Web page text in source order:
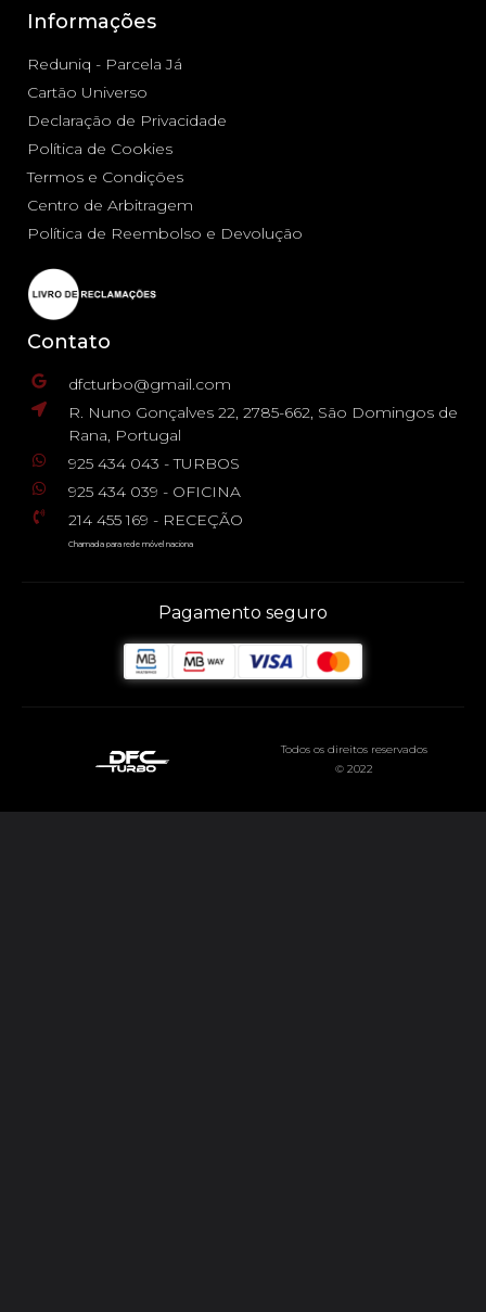
Informações
Reduniq - Parcela Já
Cartão Universo
Declaração de Privacidade
Política de Cookies
Termos e Condições
Centro de Arbitragem
Política de Reembolso e Devolução
Contato
dfcturbo@gmail.com
R. Nuno Gonçalves 22, 2785-662, São Domingos de
Rana, Portugal
925 434 043 - TURBOS
925 434 039 - OFICINA
214 455 169 - RECEÇÃO
Chamada para rede móvel naciona
Pagamento seguro
Todos os direitos reservados
© 2022